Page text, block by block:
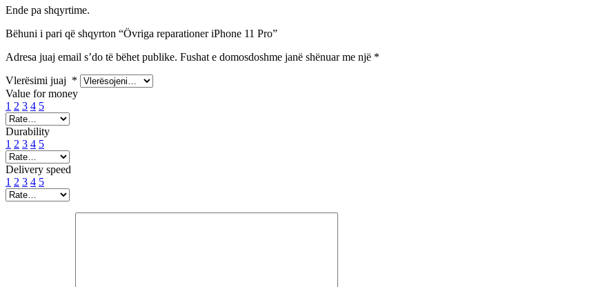
Ende pa shqyrtime.
Bëhuni i pari që shqyrton “Övriga reparationer iPhone 11 Pro”
Adresa juaj email s’do të bëhet publike. Fushat e domosdoshme janë shënuar me një *
Vlerësimi juaj *
Value for money
1 2 3 4 5
Durability
1 2 3 4 5
Delivery speed
1 2 3 4 5